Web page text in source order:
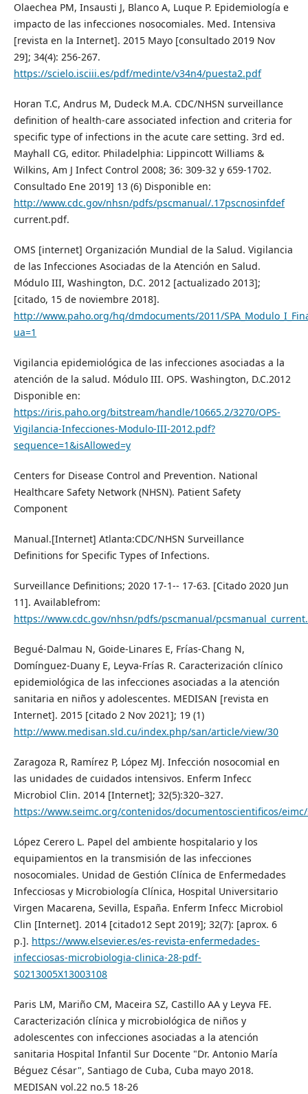
Olaechea PM, Insausti J, Blanco A, Luque P. Epidemiología e
impacto de las infecciones nosocomiales. Med. Intensiva
[revista en la Internet]. 2015 Mayo [consultado 2019 Nov
29]; 34(4): 256-267.
https://scielo.isciii.es/pdf/medinte/v34n4/puesta2.pdf
Horan T.C, Andrus M, Dudeck M.A. CDC/NHSN surveillance
definition of health-care associated infection and criteria for
specific type of infections in the acute care setting. 3rd ed.
Mayhall CG, editor. Philadelphia: Lippincott Williams &
Wilkins, Am J Infect Control 2008; 36: 309-32 y 659-1702.
Consultado Ene 2019] 13 (6) Disponible en:
http://www.cdc.gov/nhsn/pdfs/pscmanual/.17pscnosinfdef
current.pdf.
OMS [internet] Organización Mundial de la Salud. Vigilancia
de las Infecciones Asociadas de la Atención en Salud.
Módulo III, Washington, D.C. 2012 [actualizado 2013];
[citado, 15 de noviembre 2018].
http://www.paho.org/hq/dmdocuments/2011/
ua=1
Vigilancia epidemiológica de las infecciones asociadas a la
atención de la salud. Módulo III. OPS. Washington, D.C.2012
Disponible en:
https://iris.paho.org/bitstream/handle/10665.2/3270/OPS-
Vigilancia-Infecciones-Modulo-III-2012.pdf?
sequence=1&isAllowed=y
Centers for Disease Control and Prevention. National
Healthcare Safety Network (NHSN). Patient Safety
Component
Manual.[Internet] Atlanta:CDC/NHSN Surveillance
Definitions for Specific Types of Infections.
Surveillance Definitions; 2020 17-1-- 17-63. [Citado 2020 Jun
11]. Availablefrom:
https://www.cdc.gov/nhsn/pdfs/pscmanual/
Begué-Dalmau N, Goide-Linares E, Frías-Chang N,
Domínguez-Duany E, Leyva-Frías R. Caracterización clínico
epidemiológica de las infecciones asociadas a la atención
sanitaria en niños y adolescentes. MEDISAN [revista en
Internet]. 2015 [citado 2 Nov 2021]; 19 (1)
http://www.medisan.sld.cu/index.php/san/article/view/30
Zaragoza R, Ramírez P, López MJ. Infección nosocomial en
las unidades de cuidados intensivos. Enferm Infecc
Microbiol Clin. 2014 [Internet]; 32(5):320–327.
https://www.seimc.org/contenidos/documentoscientificos/
López Cerero L. Papel del ambiente hospitalario y los
equipamientos en la transmisión de las infecciones
nosocomiales. Unidad de Gestión Clínica de Enfermedades
Infecciosas y Microbiología Clínica, Hospital Universitario
Virgen Macarena, Sevilla, España. Enferm Infecc Microbiol
Clin [Internet]. 2014 [citado12 Sept 2019]; 32(7): [aprox. 6
p.]. https://www.elsevier.es/es-revista-enfermedades-
infecciosas-microbiologia-clinica-28-pdf-
S0213005X13003108
Paris LM, Mariño CM, Maceira SZ, Castillo AA y Leyva FE.
Caracterización clínica y microbiológica de niños y
adolescentes con infecciones asociadas a la atención
sanitaria Hospital Infantil Sur Docente "Dr. Antonio María
Béguez César", Santiago de Cuba, Cuba mayo 2018.
MEDISAN vol.22 no.5 18-26